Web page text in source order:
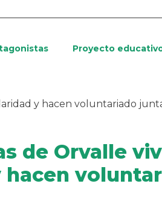
Proyecto
y hacen voluntariado
de Orvalle
hacen